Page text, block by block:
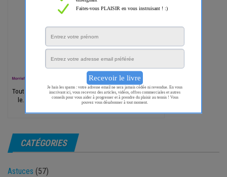
Tout ce que tu peux faire ou rêves de faire, entreprends-
le. L'audace est porteuse de génie, de pouvoir et de
CATÉGORIES
Astuces (57)